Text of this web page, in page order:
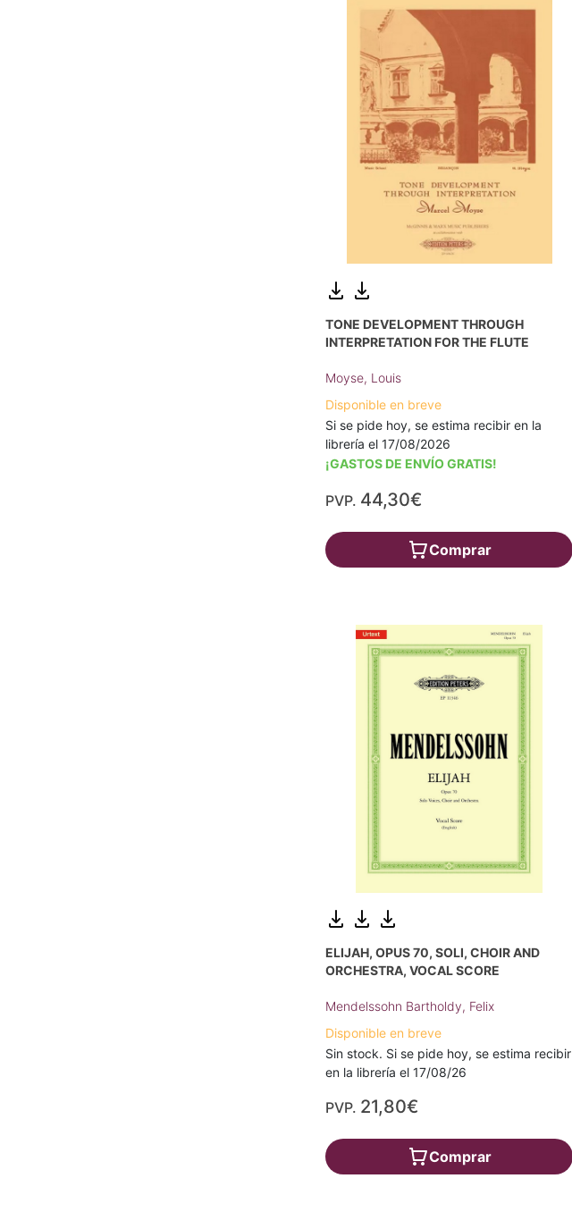
TONE DEVELOPMENT THROUGH
INTERPRETATION FOR THE FLUTE
Moyse, Louis
Disponible en breve
Si se pide hoy, se estima recibir en la
librería el 17/08/2026
¡GASTOS DE ENVÍO GRATIS!
PVP. 44,30€
Comprar
ELIJAH, OPUS 70, SOLI, CHOIR AND
ORCHESTRA, VOCAL SCORE
Mendelssohn Bartholdy, Felix
Disponible en breve
Sin stock. Si se pide hoy, se estima recibir
en la librería el 17/08/26
PVP. 21,80€
Comprar